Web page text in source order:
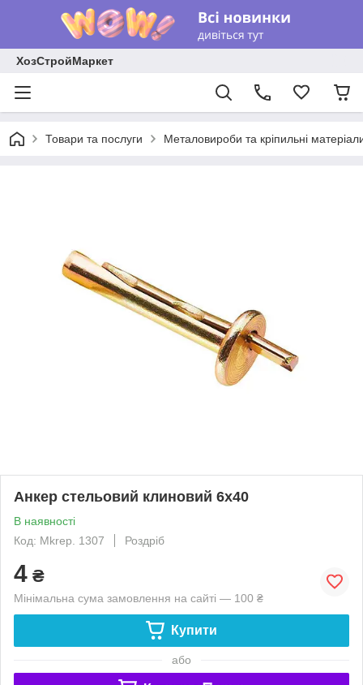
ХозСтройМаркет
Товари та послуги Металовироби та кріпильні
Анкер стельовий клиновий 6х40
В наявності
Код: Mkrep. 1307
Роздріб
4 ₴
Мінімальна сума замовлення на сайті — 100 ₴
Купити
або